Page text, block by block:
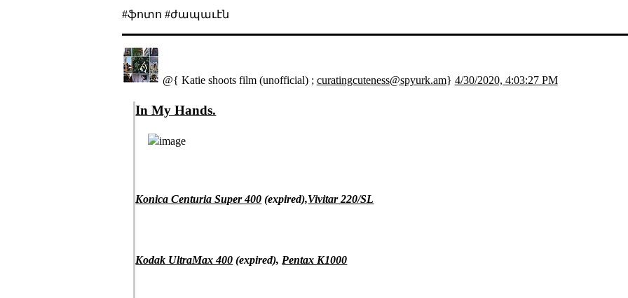
#ֆոտո #ժապաւէն
@{ Katie shoots film (unofficial) ; curatingcuteness@spyurk.am} 4/30/2020, 4:03:27 PM
In My Hands.
Konica Centuria Super 400 (expired),Vivitar 220/SL
Kodak UltraMax 400 (expired), Pentax K1000